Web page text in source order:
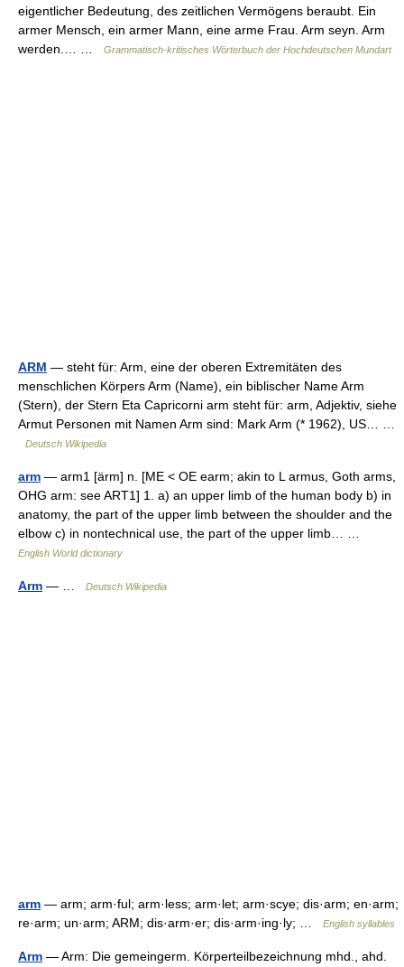
eigentlicher Bedeutung, des zeitlichen Vermögens beraubt. Ein
armer Mensch, ein armer Mann, eine arme Frau. Arm seyn. Arm
werden.… …
Grammatisch-kritisches Wörterbuch der Hochdeutschen Mundart
ARM — steht für: Arm, eine der oberen Extremitäten des
menschlichen Körpers Arm (Name), ein biblischer Name Arm
(Stern), der Stern Eta Capricorni arm steht für: arm, Adjektiv, siehe
Armut Personen mit Namen Arm sind: Mark Arm (* 1962), US… …
Deutsch Wikipedia
arm — arm1 [ärm] n. [ME < OE earm; akin to L armus, Goth arms,
OHG arm: see ART1] 1. a) an upper limb of the human body b) in
anatomy, the part of the upper limb between the shoulder and the
elbow c) in nontechnical use, the part of the upper limb… …
English World dictionary
Arm — … Deutsch Wikipedia
arm — arm; arm·ful; arm·less; arm·let; arm·scye; dis·arm; en·arm;
re·arm; un·arm; ARM; dis·arm·er; dis·arm·ing·ly; …
English syllables
Arm — Arm: Die gemeingerm. Körperteilbezeichnung mhd., ahd.